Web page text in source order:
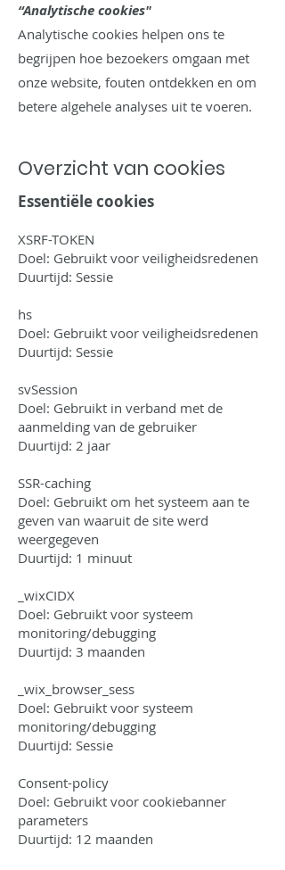
“Analytische cookies"
Analytische cookies helpen ons te
begrijpen hoe bezoekers omgaan met
onze website, fouten ontdekken en om
betere algehele analyses uit te voeren.
Overzicht van cookies
Essentiële cookies
XSRF-TOKEN
Doel: Gebruikt voor veiligheidsredenen
Duurtijd: Sessie
hs
Doel: Gebruikt voor veiligheidsredenen
Duurtijd: Sessie
svSession
Doel: Gebruikt in verband met de
aanmelding van de gebruiker
Duurtijd: 2 jaar
SSR-caching
Doel: Gebruikt om het systeem aan te
geven van waaruit de site werd
weergegeven
Duurtijd: 1 minuut
_wixCIDX
Doel: Gebruikt voor systeem
monitoring/debugging
Duurtijd: 3 maanden
_wix_browser_sess
Doel: Gebruikt voor systeem
monitoring/debugging
Duurtijd: Sessie
Consent-policy
Doel: Gebruikt voor cookiebanner
parameters
Duurtijd: 12 maanden